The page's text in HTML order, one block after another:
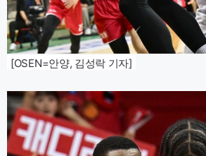
[OSEN=안양, 김성락 기자]